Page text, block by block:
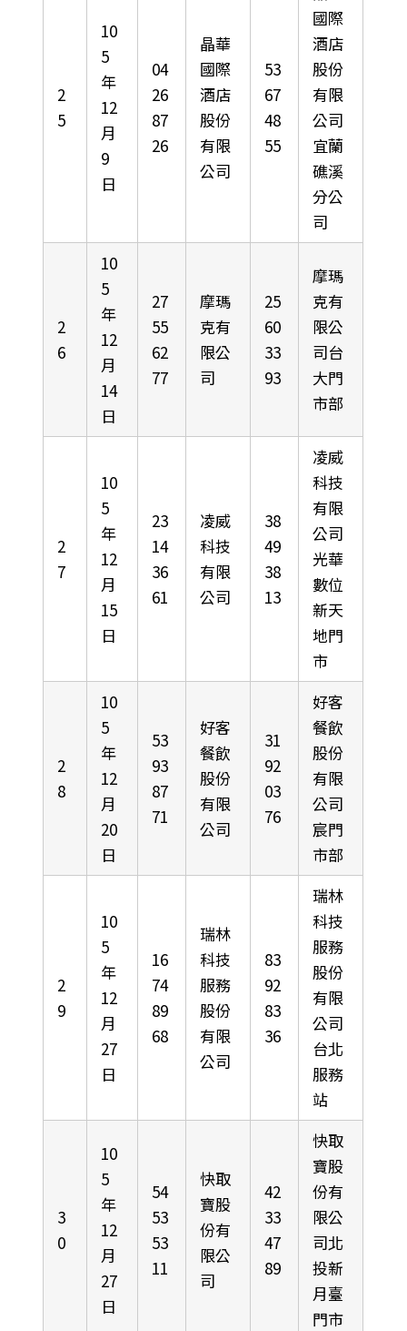
2
5
10
5
年
12
月
9
日
04
26
87
26
晶華
國際
酒店
股份
有限
公司
53
67
48
55
國際
酒店
股份
有限
公司
宜蘭
礁溪
分公
司
2
6
10
5
年
12
月
14
日
27
55
62
77
摩瑪
克有
限公
司
25
60
33
93
摩瑪
克有
限公
司台
大門
市部
2
7
10
5
年
12
月
15
日
23
14
36
61
凌威
科技
有限
公司
38
49
38
13
凌威
科技
有限
公司
光華
數位
新天
地門
市
2
8
10
5
年
12
月
20
日
53
93
87
71
好客
餐飲
股份
有限
公司
31
92
03
76
好客
餐飲
股份
有限
公司
宸門
市部
2
9
10
5
年
12
月
27
日
16
74
89
68
瑞林
科技
服務
股份
有限
公司
83
92
83
36
瑞林
科技
服務
股份
有限
公司
台北
服務
站
3
0
10
5
年
12
月
27
日
54
53
53
11
快取
寶股
份有
限公
司
42
33
47
89
快取
寶股
份有
限公
司北
投新
月臺
門市